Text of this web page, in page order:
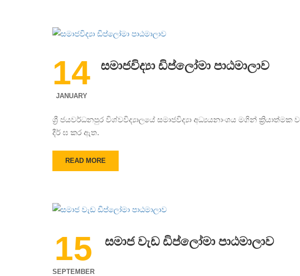
14
JANUARY
සමාජවිද්‍යා ඩිප්ලෝමා පාඨමාලාව
ශ්‍රී ජයවර්ධනපුර විශ්වවිද්‍යාලයේ සමාජවිද්‍යා අධ්‍යයනාංශය මගින් ක්‍රියාත්මක
දීර් ඝ කර ඇත.
READ MORE
15
SEPTEMBER
සමාජ වැඩ ඩිප්ලෝමා පාඨමාලාව